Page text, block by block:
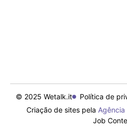
© 2025 Wetalk.it Política de
Criação de sites pela
Job